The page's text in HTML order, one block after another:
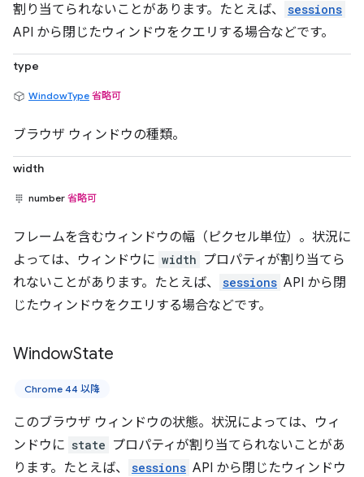
割り当てられないことがあります。たとえば、
sessions
API から閉じたウィンドウをクエリする場合などです。
type
WindowType 省略可
ブラウザ ウィンドウの種類。
width
number 省略可
フレームを含むウィンドウの幅（ピクセル単位）。状況に
よっては、ウィンドウに width プロパティが割り当てら
れないことがあります。たとえば、
sessions API から閉
じたウィンドウをクエリする場合などです。
WindowState
Chrome 44 以降
このブラウザ ウィンドウの状態。状況によっては、ウィ
ンドウに state プロパティが割り当てられないことがあ
ります。たとえば、
sessions API から閉じたウィンドウ